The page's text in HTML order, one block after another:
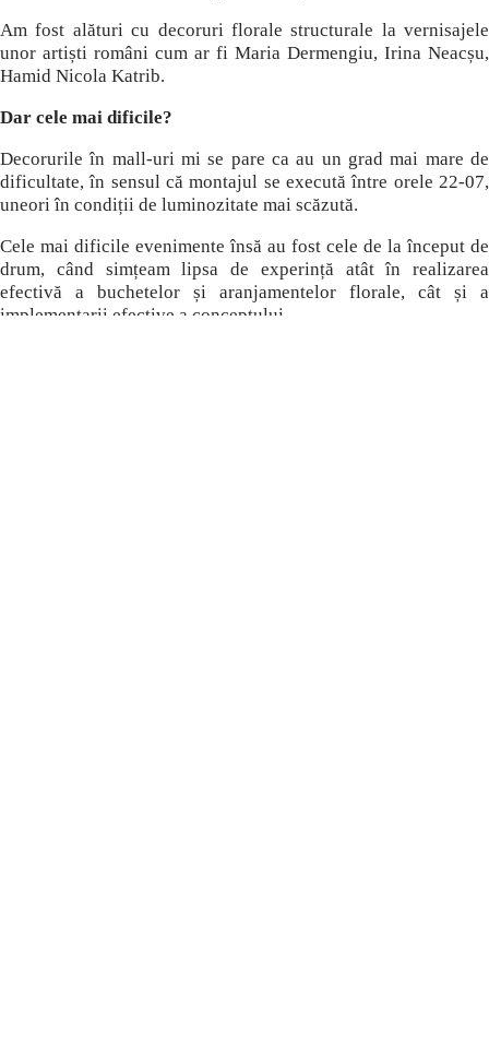
Am fost alături cu decoruri florale structurale la vernisajele
unor artiști români cum ar fi Maria Dermengiu, Irina Neacșu,
Hamid Nicola Katrib.
Dar cele mai dificile?
Decorurile în mall-uri mi se pare ca au un grad mai mare de
dificultate, în sensul că montajul se execută între orele 22-07,
uneori în condiții de luminozitate mai scăzută.
Cele mai dificile evenimente însă au fost cele de la început de
drum, când simțeam lipsa de experință atât în realizarea
efectivă a buchetelor și aranjamentelor florale, cât și a
implementarii efective a conceptului.